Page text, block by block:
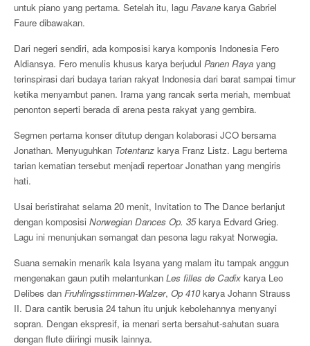
untuk piano yang pertama. Setelah itu, lagu Pavane karya Gabriel
Faure dibawakan.
Dari negeri sendiri, ada komposisi karya komponis Indonesia Fero
Aldiansya. Fero menulis khusus karya berjudul Panen Raya yang
terinspirasi dari budaya tarian rakyat Indonesia dari barat sampai timur
ketika menyambut panen. Irama yang rancak serta meriah, membuat
penonton seperti berada di arena pesta rakyat yang gembira.
Segmen pertama konser ditutup dengan kolaborasi JCO bersama
Jonathan. Menyuguhkan Totentanz karya Franz Listz. Lagu bertema
tarian kematian tersebut menjadi repertoar Jonathan yang mengiris
hati.
Usai beristirahat selama 20 menit, Invitation to The Dance berlanjut
dengan komposisi Norwegian Dances Op. 35karya Edvard Grieg.
Lagu ini menunjukan semangat dan pesona lagu rakyat Norwegia.
Suana semakin menarik kala Isyana yang malam itu tampak anggun
mengenakan gaun putih melantunkan Les filles de Cadix karya Leo
Delibes dan Fruhlingsstimmen-Walzer, Op 410karya Johann Strauss
II. Dara cantik berusia 24 tahun itu unjuk kebolehannya menyanyi
sopran. Dengan ekspresif, ia menari serta bersahut-sahutan suara
dengan flute diiringi musik lainnya.